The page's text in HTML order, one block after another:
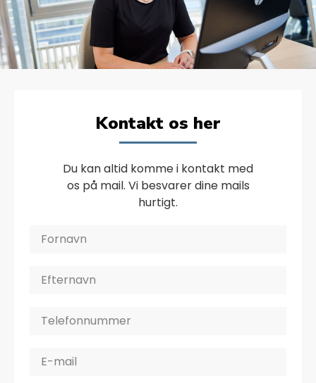
Kontakt os her
Du kan altid komme i kontakt med
os på mail. Vi besvarer dine mails
hurtigt.